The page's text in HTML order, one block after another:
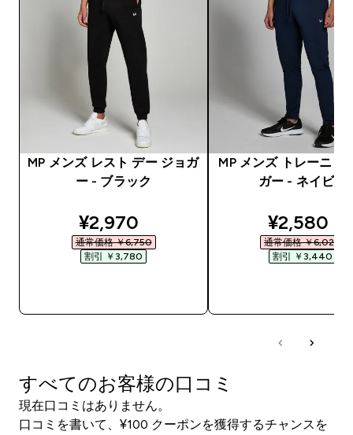
MP メンズ レスト デー ジョガ
ー - ブラック
discounted price
¥2,970‎
通常価格 ￥6,750‎
割引 ￥3,780‎
MP メンズ トレーニン
ガー - ネイビー
¥2,580‎
通常価格 ￥6,020‎
割引 ￥3,440‎
すべてのお客様の口コミ
現在口コミはありません。
口コミを書いて、¥100 クーポンを獲得するチャンスを